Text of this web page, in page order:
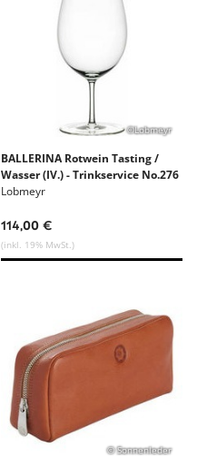
©Lobmeyr
BALLERINA Rotwein Tasting /
Wasser (IV.) - Trinkservice No.276
Lobmeyr
114,00 €
(inkl. 19% MwSt.)
© Sonnenleder